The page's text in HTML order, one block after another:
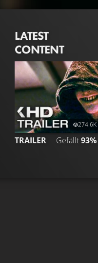
LATEST
CONTENT
274.6K
TRAILER Gefällt93%